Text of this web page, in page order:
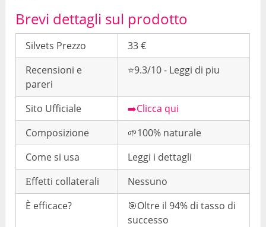
Brevi dettagli sul prodotto
Silvets Prezzo
33 €
Recensioni e
pareri
⭐9.3/10 - Leggi di piu
Sito Ufficiale
➡️Clicca qui
Composizione
🌱100% naturale
Come si usa
Leggi i dettagli
Еffetti collaterali
Nessuno
È efficace?
🎯Oltre il 94% di tasso di
successo